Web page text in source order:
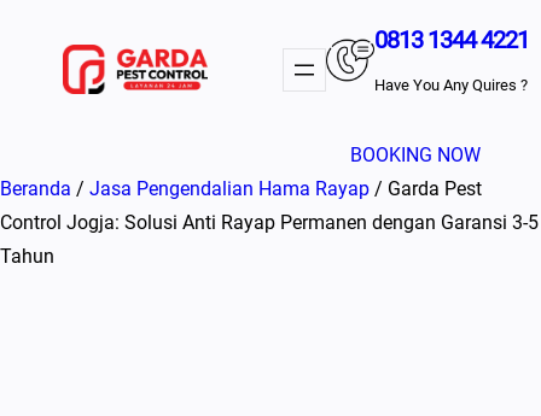
0813 1344 4221
Have You Any Quires ?
BOOKING NOW
Beranda / Jasa Pengendalian Hama Rayap / Garda Pest
Control Jogja: Solusi Anti Rayap Permanen dengan Garansi 3-5
Tahun